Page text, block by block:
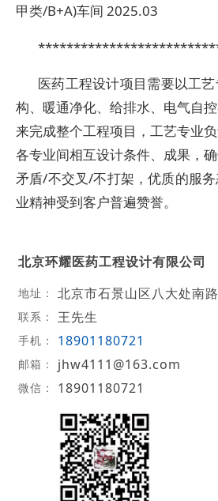
甲类/B+A)车间 2025.03
医药工程设计项目需要以工
构、暖通净化、给排水、电气自
来完成整个工程项目，工艺专业
各专业间相互设计条件、成果，
矛盾/不交叉/不打架，优质的服
业精神受到客户普遍赞誉。
北京环耀医药工程设计有限公司
地址： 北京市石景山区八大处南
联系： 王先生
手机： 18901180721
邮箱： jhw4111@163.com
微信： 18901180721